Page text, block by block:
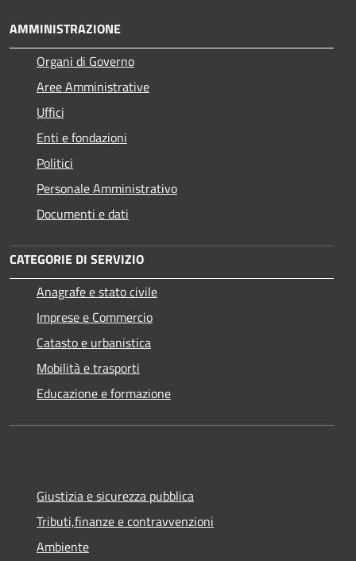
AMMINISTRAZIONE
Organi di Governo
Aree Amministrative
Uffici
Enti e fondazioni
Politici
Personale Amministrativo
Documenti e dati
CATEGORIE DI SERVIZIO
Anagrafe e stato civile
Imprese e Commercio
Catasto e urbanistica
Mobilità e trasporti
Educazione e formazione
Giustizia e sicurezza pubblica
Tributi,finanze e contravvenzioni
Ambiente